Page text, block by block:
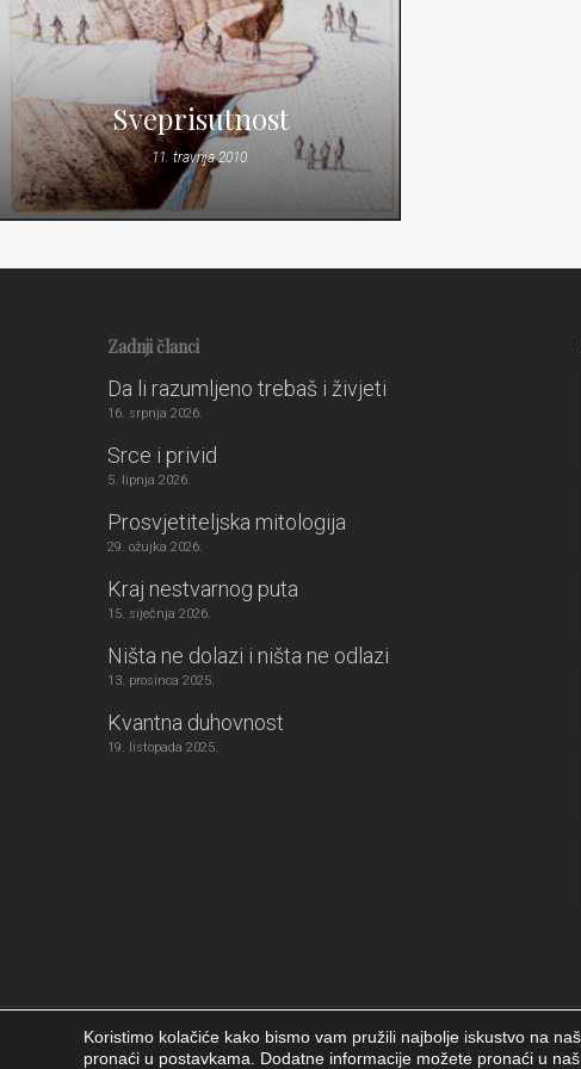
Sveprisutnost
11. travnja 2010.
Zadnji članci
Da li razumljeno trebaš i živjeti
16. srpnja 2026.
Srce i privid
5. lipnja 2026.
Prosvjetiteljska mitologija
29. ožujka 2026.
Kraj nestvarnog puta
15. siječnja 2026.
Ništa ne dolazi i ništa ne odlazi
13. prosinca 2025.
Kvantna duhovnost
19. listopada 2025.
Girija.info 2026 |Izjava o privatnosti|Postavke kolačića| Izrada web
Koristimo kolačiće kako bismo vam pružili najbolje iskustvo na
pronaći u postavkama. Dodatne informacije možete pronaći u